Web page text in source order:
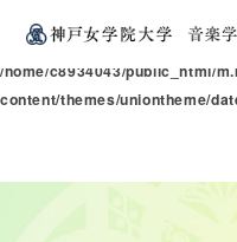
Warning: Undefined variable
/home/c8934043/public_html/
content/themes/uniontheme/